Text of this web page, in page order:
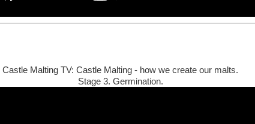
Castle Malting TV: Castle Malting - how we create our malts.
Stage 3. Germination.